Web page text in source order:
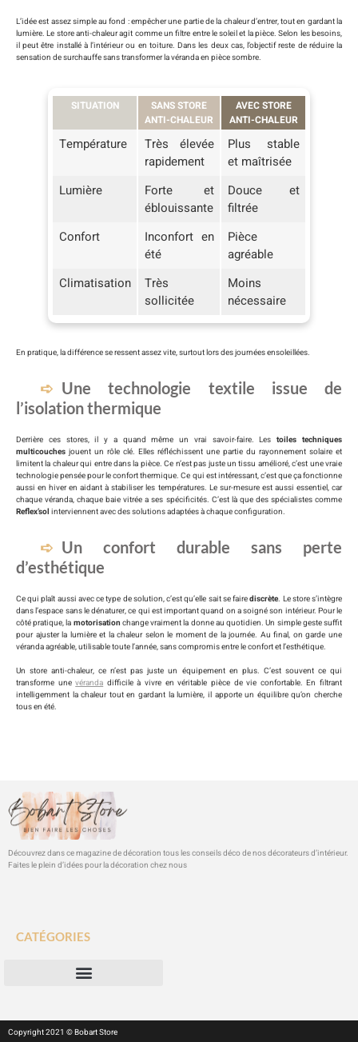
L’idée est assez simple au fond : empêcher une partie de la chaleur d’entrer, tout en gardant la
lumière. Le store anti-chaleur agit comme un filtre entre le soleil et la pièce. Selon les besoins,
il peut être installé à l’intérieur ou en toiture. Dans les deux cas, l’objectif reste de réduire la
sensation de surchauffe sans transformer la véranda en pièce sombre.
SITUATION
SANS STORE
ANTI-CHALEUR
AVEC STORE
ANTI-CHALEUR
Température
Très élevée
rapidement
Plus stable
et maîtrisée
Lumière
Forte et
éblouissante
Douce et
filtrée
Confort
Inconfort en
été
Pièce
agréable
Climatisation
Très
sollicitée
Moins
nécessaire
En pratique, la différence se ressent assez vite, surtout lors des journées ensoleillées.
Une technologie textile issue de
l’isolation thermique
Derrière ces stores, il y a quand même un vrai savoir-faire. Lestoiles techniques
multicouches jouent un rôle clé. Elles réfléchissent une partie du rayonnement solaire et
limitent la chaleur qui entre dans la pièce. Ce n’est pas juste un tissu amélioré, c’est une vraie
technologie pensée pour le confort thermique. Ce qui est intéressant, c’est que ça fonctionne
aussi en hiver en aidant à stabiliser les températures. Le sur-mesure est aussi essentiel, car
chaque véranda, chaque baie vitrée a ses spécificités. C’est là que des spécialistes comme
Reflex’sol interviennent avec des solutions adaptées à chaque configuration.
Un confort durable sans perte
d’esthétique
Ce qui plaît aussi avec ce type de solution, c’est qu’elle sait se fairediscrète. Le store s’intègre
dans l’espace sans le dénaturer, ce qui est important quand on a soigné son intérieur. Pour le
côté pratique, la motorisation change vraiment la donne au quotidien. Un simple geste suffit
pour ajuster la lumière et la chaleur selon le moment de la journée. Au final, on garde une
véranda agréable, utilisable toute l’année, sans compromis entre le confort et l’esthétique.
Un store anti-chaleur, ce n’est pas juste un équipement en plus. C’est souvent ce qui
transforme unevéranda difficile à vivre en véritable pièce de vie confortable. En filtrant
intelligemment la chaleur tout en gardant la lumière, il apporte un équilibre qu’on cherche
tous en été.
Découvrez dans ce magazine de décoration tous les conseils déco de nos décorateurs d’intérieur.
Faites le plein d’idées pour la décoration chez nous
CATÉGORIES
Copyright 2021 © Bobart Store